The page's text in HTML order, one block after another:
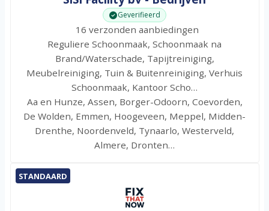
Geverifieerd
16 verzonden aanbiedingen
Reguliere Schoonmaak, Schoonmaak na
Brand/Waterschade, Tapijtreiniging,
Meubelreiniging, Tuin & Buitenreiniging, Verhuis
Schoonmaak, Kantoor Scho…
Aa en Hunze, Assen, Borger-Odoorn, Coevorden,
De Wolden, Emmen, Hoogeveen, Meppel, Midden-
Drenthe, Noordenveld, Tynaarlo, Westerveld,
Almere, Dronten…
STANDAARD